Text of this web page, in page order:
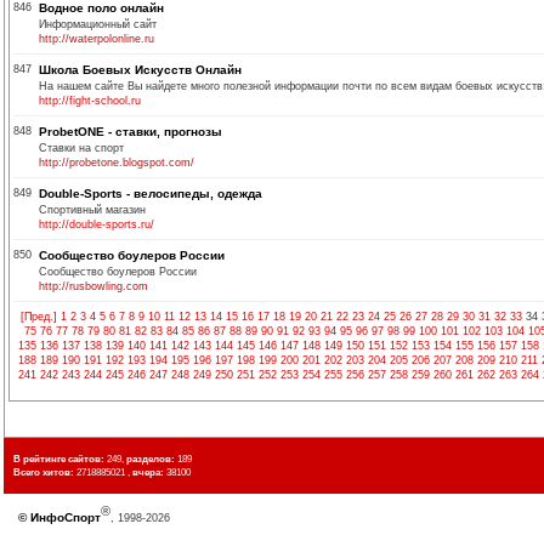
846 Водное поло онлайн
Информационный сайт
http://waterpolonline.ru
847 Школа Боевых Искусств Онлайн
На нашем сайте Вы найдете много полезной информации почти по всем видам боевых
http://fight-school.ru
848 ProbetONE - ставки, прогнозы
Ставки на спорт
http://probetone.blogspot.com/
849 Double-Sports - велосипеды, одежда
Спортивный магазин
http://double-sports.ru/
850 Сообщество боулеров России
Сообщество боулеров России
http://rusbowling.com
[Пред.] 1 2 3 4 5 6 7 8 9 10 11 12 13 14 15 16 17 18 19 20 21 22 23 24 25 26 27 28 29 30 31 32 33 34
75 76 77 78 79 80 81 82 83 84 85 86 87 88 89 90 91 92 93 94 95 96 97 98 99 100 101 102 103 104
135 136 137 138 139 140 141 142 143 144 145 146 147 148 149 150 151 152 153 154 155 156 157 158
188 189 190 191 192 193 194 195 196 197 198 199 200 201 202 203 204 205 206 207 208 209 210 211
241 242 243 244 245 246 247 248 249 250 251 252 253 254 255 256 257 258 259 260 261 262 263 264
В рейтинге сайтов: 249, разделов: 189
Всего хитов: 2718885021 , вчера: 38100
© ИнфоСпорт®
, 1998-2026